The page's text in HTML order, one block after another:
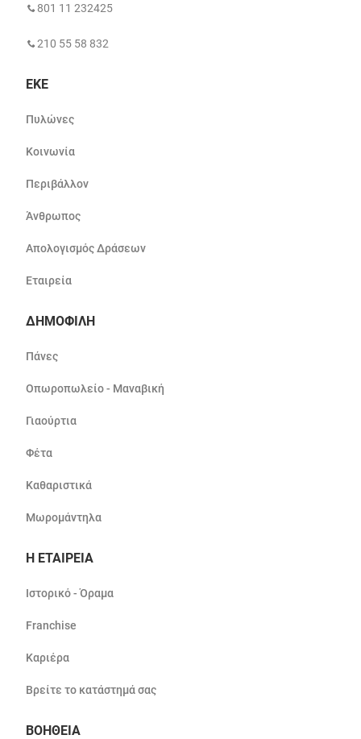
801 11 232425
210 55 58 832
ΕΚΕ
Πυλώνες
Κοινωνία
Περιβάλλον
Άνθρωπος
Απολογισμός Δράσεων
Εταιρεία
ΔΗΜΟΦΙΛΗ
Πάνες
Οπωροπωλείο - Μαναβική
Γιαούρτια
Φέτα
Καθαριστικά
Μωρομάντηλα
Η ΕΤΑΙΡΕΙΑ
Ιστορικό - Όραμα
Franchise
Καριέρα
Βρείτε το κατάστημά σας
ΒΟΗΘΕΙΑ